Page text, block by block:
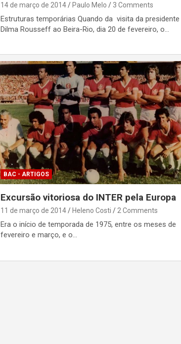
14 de março de 2014 Paulo Melo 3 Comments
Estruturas temporárias Quando da visita da presidente
Dilma Rousseff ao Beira-Rio, dia 20 de fevereiro, o…
BAC - ARTIGOS
Excursão vitoriosa do INTER pela Europa
11 de março de 2014 Heleno Costi 2 Comments
Era o início de temporada de 1975, entre os meses de
fevereiro e março, e o…